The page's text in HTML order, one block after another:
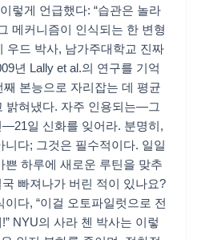
렇게 언급했다: “습관은 놀라
메커니즘이 인식되는 한 변형
우드 박사, 남가주대학교 진짜
년 Lally et al.의 연구를 기억
본능으로 자리잡는 데 평균
밝혀냈다. 자주 인용되는—그
일 신화를 잊어라. 분명히,
니다; 그것은 필수적이다. 일일
쁜 하루에 새로운 루틴을 맞추
빠져나가 버린 적이 있나요?
다, “이걸 오토파일럿으로 전
NYU의 사라 첸 박사는 이렇